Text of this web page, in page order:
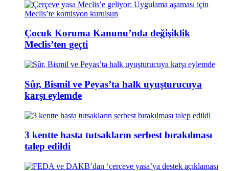
Çocuk Koruma Kanunu’nda değişiklik
Meclis’ten geçti
Sûr, Bismil ve Peyas’ta halk uyuşturucuya
karşı eylemde
3 kentte hasta tutsakların serbest bırakılması
talep edildi